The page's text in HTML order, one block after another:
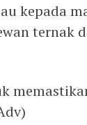
kepada
ternak